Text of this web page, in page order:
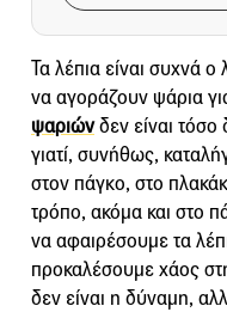
Τα λέπια είναι συχνά
να αγοράζουν ψάρια
ψαριώνδεν είναι
γιατί, συνήθως,
στον πάγκο, στο
τρόπο, ακόμα και στο
να αφαιρέσουμε τα
προκαλέσουμε χάος
δεν είναι η δύναμη,